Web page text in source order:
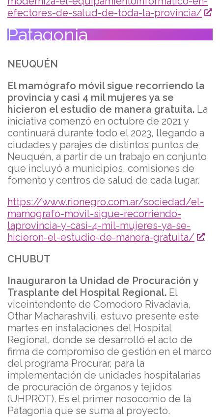
efectores-de-salud-de-toda-la-provincia/
Patagonia
NEUQUÉN
El mamógrafo móvil sigue recorriendo la
provincia y casi 4 mil mujeres ya se
hicieron el estudio de manera gratuita. La
iniciativa comenzó en octubre de 2021 y
continuará durante todo el 2023, llegando a
ciudades y parajes de distintos puntos de
Neuquén, a partir de un trabajo en conjunto
que incluyó a municipios, comisiones de
fomento y centros de salud de cada lugar.
https://www.rionegro.com.ar/sociedad/el-
mamografo-movil-sigue-recorriendo-
laprovincia-y-casi-4-mil-mujeres-ya-se-
hicieron-el-estudio-de-manera-gratuita/
CHUBUT
Inauguraron la Unidad de Procuración y
Trasplante del Hospital Regional. El
viceintendente de Comodoro Rivadavia,
Othar Macharashvili, estuvo presente este
martes en instalaciones del Hospital
Regional, donde se desarrolló el acto de
firma de compromiso de gestión en el marco
del programa Procurar, para la
implementación de unidades hospitalarias
de procuración de órganos y tejidos
(UHPROT). Es el primer nosocomio de la
Patagonia que se suma al proyecto.